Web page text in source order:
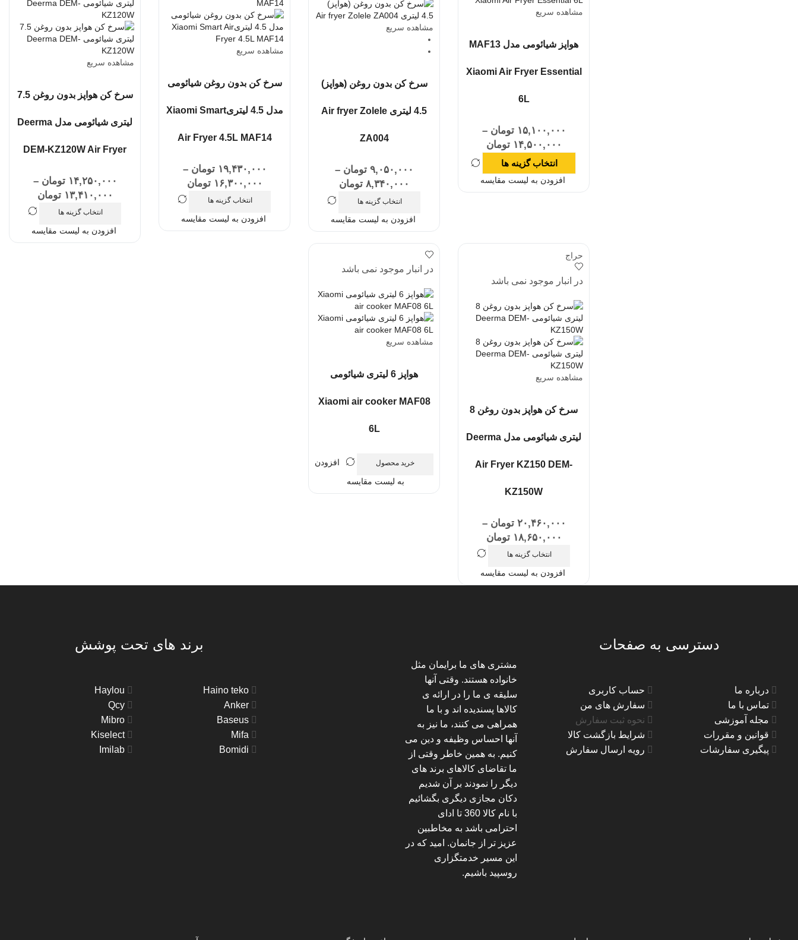
مشاهده سریع
هواپز شیائومی مدل MAF13
Xiaomi Air Fryer Essential
6L
۱۵,۱۰۰,۰۰۰ تومان –
۱۴,۵۰۰,۰۰۰ تومان
انتخاب گزینه ها
افزودن به لیست مقایسه
مشاهده سریع
سرخ کن بدون روغن (هواپز)
4.5 لیتری Air fryer Zolele
ZA004
۹,۰۵۰,۰۰۰ تومان –
۸,۳۴۰,۰۰۰ تومان
انتخاب گزینه ها
افزودن به لیست مقایسه
مشاهده سریع
سرخ کن بدون روغن شیائومی
مدل 4.5 لیتریXiaomi Smart
Air Fryer 4.5L MAF14
۱۹,۴۳۰,۰۰۰ تومان –
۱۶,۳۰۰,۰۰۰ تومان
انتخاب گزینه ها
افزودن به لیست مقایسه
مشاهده سریع
سرخ کن هواپز بدون روغن 7.5
لیتری شیائومی مدل Deerma
DEM-KZ120W Air Fryer
۱۴,۲۵۰,۰۰۰ تومان –
۱۳,۴۱۰,۰۰۰ تومان
انتخاب گزینه ها
افزودن به لیست مقایسه
حراج
در انبار موجود نمی باشد
مشاهده سریع
سرخ کن هواپز بدون روغن 8
لیتری شیائومی مدل Deerma
Air Fryer KZ150 DEM-
KZ150W
۲۰,۴۶۰,۰۰۰ تومان –
۱۸,۶۵۰,۰۰۰ تومان
انتخاب گزینه ها
افزودن به لیست مقایسه
در انبار موجود نمی باشد
مشاهده سریع
هواپز 6 لیتری شیائومی
Xiaomi air cooker MAF08
6L
خرید محصول
افزودن
به لیست مقایسه
دسترسی به صفحات
درباره ما
تماس با ما
مجله آموزشی
قوانین و مقررات
پیگیری سفارشات
حساب کاربری
سفارش های من
نحوه ثبت سفارش
شرایط بازگشت کالا
رویه ارسال سفارش
مشتری های ما برایمان مثل
خانواده هستند. وقتی آنها
سلیقه ی ما را در ارائه ی
کالاها پسندیده اند و با ما
همراهی می کنند، ما نیز به
آنها احساس وظیفه و دین می
کنیم. به همین خاطر وقتی از
ما تقاضای کالاهای برند های
دیگر را نمودند بر آن شدیم
دکان مجازی دیگری بگشائیم
با نام کالا 360 تا ادای
احترامی باشد به مخاطبین
عزیز تر از جانمان. امید که در
این مسیر خدمتگزاری
روسپید باشیم.
برند های تحت پوشش
Haino teko
Anker
Baseus
Mifa
Bomidi
Haylou
Qcy
Mibro
Kiselect
Imilab